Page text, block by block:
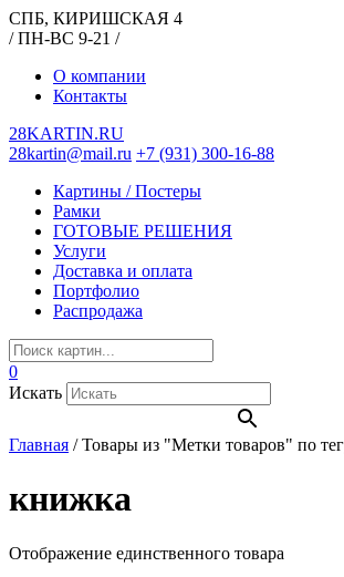
СПБ, КИРИШСКАЯ 4
/ ПН-ВС 9-21 /
О компании
Контакты
28KARTIN.RU
28kartin@mail.ru +7 (931) 300-16-88
Картины / Постеры
Рамки
ГОТОВЫЕ РЕШЕНИЯ
Услуги
Доставка и оплата
Портфолио
Распродажа
0
Искать
Главная /Товары из "Метки товаров" по
книжка
Отображение единственного товара